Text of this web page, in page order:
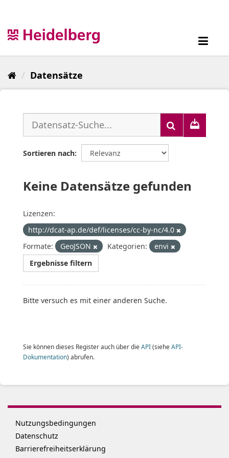
Datensätze
Sortieren nach
Keine Datensätze gefunden
Lizenzen:
http://dcat-ap.de/def/licenses/cc-by-nc/4.0
Formate:
GeoJSON Kategorien:
envi
Ergebnisse filtern
Bitte versuch es mit einer anderen Suche.
Sie können dieses Register auch über die API(siehe API-
Dokumentation) abrufen.
Nutzungsbedingungen
Datenschutz
Barrierefreiheitserklärung